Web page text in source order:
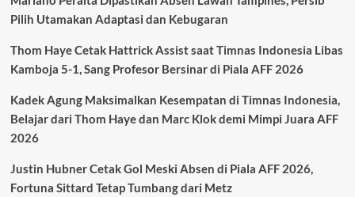
Pilih Utamakan Adaptasi dan Kebugaran
Thom Haye Cetak Hattrick Assist saat Timnas Indonesia Libas
Kamboja 5-1, Sang Profesor Bersinar di Piala AFF 2026
Kadek Agung Maksimalkan Kesempatan di Timnas Indonesia,
Belajar dari Thom Haye dan Marc Klok demi Mimpi Juara AFF
2026
Justin Hubner Cetak Gol Meski Absen di Piala AFF 2026,
Fortuna Sittard Tetap Tumbang dari Metz